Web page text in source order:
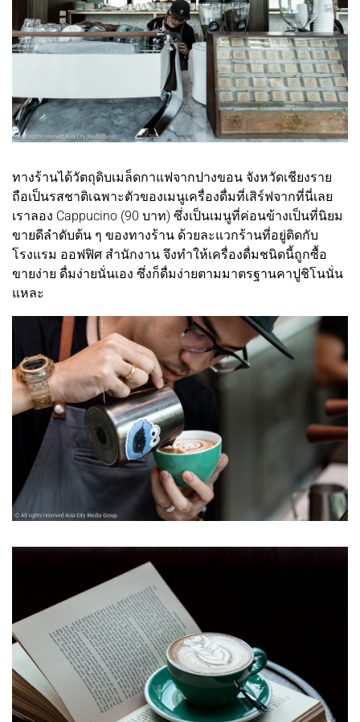
ทางร้านได้วัตถุดิบเมล็ดกาแฟจากปางขอน จังหวัดเชียงราย
ถือเป็นรสชาติเฉพาะตัวของเมนูเครื่องดื่มที่เสิร์ฟจากที่นี่เลย
เราลอง Cappucino (90 บาท) ซึ่งเป็นเมนูที่ค่อนข้างเป็นที่นิยม
ขายดีลำดับต้น ๆ ของทางร้าน ด้วยละแวกร้านที่อยู่ติดกับ
โรงแรม ออฟฟิศ สำนักงาน จึงทำให้เครื่องดื่มชนิดนี้ถูกซื้อ
ขายง่าย ดื่มง่ายนั่นเอง ซึ่งก็ดื่มง่ายตามมาตรฐานคาปูชิโนนั่น
แหละ